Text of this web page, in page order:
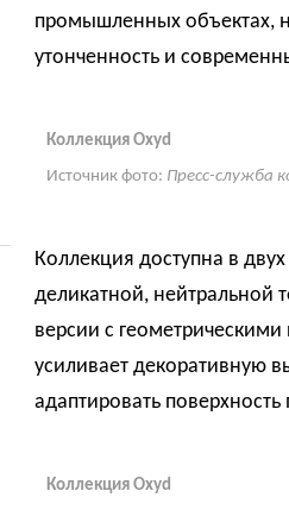
промышленных объектах,
утонченность и
Коллекция Oxyd
Источник фото: Пресс-служба
Коллекция доступна в
деликатной, нейтральной
версии с
усиливает декоративную
адаптировать
Коллекция Oxyd